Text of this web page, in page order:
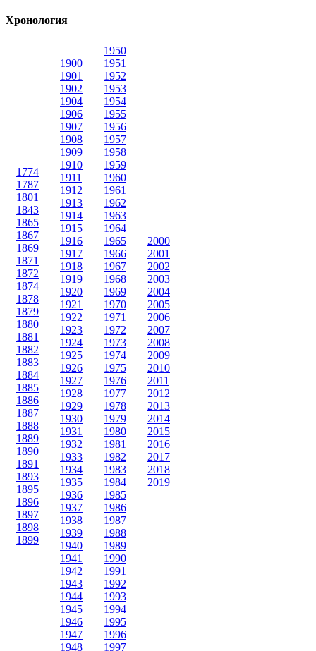
Хронология
1774
1787
1801
1843
1865
1867
1869
1871
1872
1874
1878
1879
1880
1881
1882
1883
1884
1885
1886
1887
1888
1889
1890
1891
1893
1895
1896
1897
1898
1899
1900
1901
1902
1904
1906
1907
1908
1909
1910
1911
1912
1913
1914
1915
1916
1917
1918
1919
1920
1921
1922
1923
1924
1925
1926
1927
1928
1929
1930
1931
1932
1933
1934
1935
1936
1937
1938
1939
1940
1941
1942
1943
1944
1945
1946
1947
1948
1950
1951
1952
1953
1954
1955
1956
1957
1958
1959
1960
1961
1962
1963
1964
1965
1966
1967
1968
1969
1970
1971
1972
1973
1974
1975
1976
1977
1978
1979
1980
1981
1982
1983
1984
1985
1986
1987
1988
1989
1990
1991
1992
1993
1994
1995
1996
1997
2000
2001
2002
2003
2004
2005
2006
2007
2008
2009
2010
2011
2012
2013
2014
2015
2016
2017
2018
2019